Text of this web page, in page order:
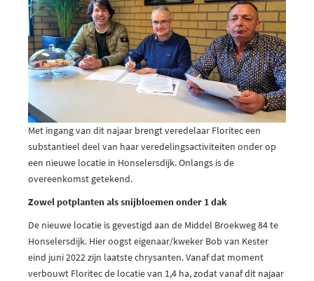
Met ingang van dit najaar brengt veredelaar Floritec een
substantieel deel van haar veredelingsactiviteiten onder op
een nieuwe locatie in Honselersdijk. Onlangs is de
overeenkomst getekend.
Zowel potplanten als snijbloemen onder 1 dak
De nieuwe locatie is gevestigd aan de Middel Broekweg 84 te
Honselersdijk. Hier oogst eigenaar/kweker Bob van Kester
eind juni 2022 zijn laatste chrysanten. Vanaf dat moment
verbouwt Floritec de locatie van 1,4 ha, zodat vanaf dit najaar